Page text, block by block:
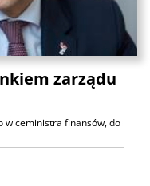
zarządu
wiceministra finansów, do